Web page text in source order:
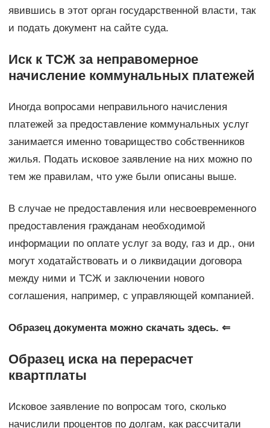
явившись в этот орган государственной власти, так
и подать документ на сайте суда.
Иск к ТСЖ за неправомерное
начисление коммунальных платежей
Иногда вопросами неправильного начисления
платежей за предоставление коммунальных услуг
занимается именно товарищество собственников
жилья. Подать исковое заявление на них можно по
тем же правилам, что уже были описаны выше.
В случае не предоставления или несвоевременного
предоставления гражданам необходимой
информации по оплате услуг за воду, газ и др., они
могут ходатайствовать и о ликвидации договора
между ними и ТСЖ и заключении нового
соглашения, например, с управляющей компанией.
Образец документа можно скачать здесь. ⇐
Образец иска на перерасчет
квартплаты
Исковое заявление по вопросам того, сколько
начислили процентов по долгам, как рассчитали